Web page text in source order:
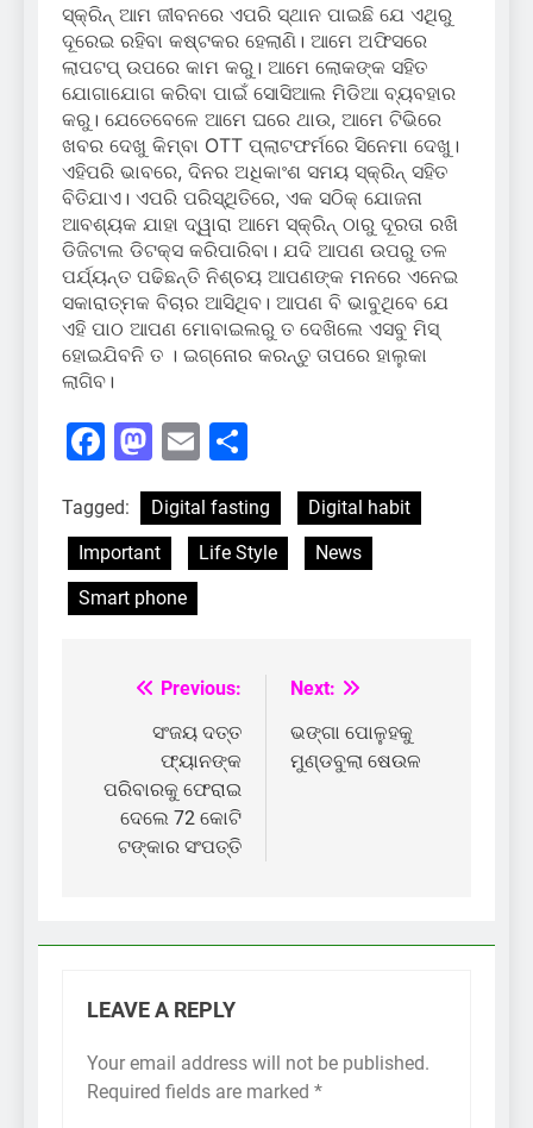
ସ୍କ୍ରିନ୍ ଆମ ଜୀବନରେ ଏପରି ସ୍ଥାନ ପାଇଛି ଯେ ଏଥିରୁ
ଦୂରେଇ ରହିବା କଷ୍ଟକର ହେଲାଣି। ଆମେ ଅଫିସରେ
ଲାପଟପ୍ ଉପରେ କାମ କରୁ। ଆମେ ଲୋକଙ୍କ ସହିତ
ଯୋଗାଯୋଗ କରିବା ପାଇଁ ସୋସିଆଲ ମିଡିଆ ବ୍ୟବହାର
କରୁ। ଯେତେବେଳେ ଆମେ ଘରେ ଥାଉ, ଆମେ ଟିଭିରେ
ଖବର ଦେଖୁ କିମ୍ବା OTT ପ୍ଲାଟଫର୍ମରେ ସିନେମା ଦେଖୁ।
ଏହିପରି ଭାବରେ, ଦିନର ଅଧିକାଂଶ ସମୟ ସ୍କ୍ରିନ୍ ସହିତ
ବିତିଯାଏ। ଏପରି ପରିସ୍ଥିତିରେ, ଏକ ସଠିକ୍ ଯୋଜନା
ଆବଶ୍ୟକ ଯାହା ଦ୍ୱାରା ଆମେ ସ୍କ୍ରିନ୍ ଠାରୁ ଦୂରତା ରଖି
ଡିଜିଟାଲ ଡିଟକ୍ସ କରିପାରିବା। ଯଦି ଆପଣ ଉପରୁ ତଳ
ପର୍ଯ୍ୟନ୍ତ ପଢିଛନ୍ତି ନିଶ୍ଚୟ ଆପଣଙ୍କ ମନରେ ଏନେଇ
ସକାରାତ୍ମକ ବିଚାର ଆସିଥିବ। ଆପଣ ବି ଭାବୁଥିବେ ଯେ
ଏହି ପାଠ ଆପଣ ମୋବାଇଲରୁ ତ ଦେଖିଲେ ଏସବୁ ମିସ୍
ହୋଇଯିବନି ତ । ଇଗ୍ନୋର କରନ୍ତୁ ତାପରେ ହାଲୁକା
ଲାଗିବ।
Facebook
Mastodon
Email
Tagged: Digital fasting
Digital habit
Important
Life Style
News
Smart phone
Post
navigation
Previous:
ସଂଜୟ ଦତ୍ତ
ଫ୍ୟାନଙ୍କ
ପରିବାରକୁ ଫେରାଇ
ଦେଲେ 72 କୋଟି
ଟଙ୍କାର ସଂପତ୍ତି
Next:
ଭଙ୍ଗା ପୋଳୁହକୁ
ମୁଣ୍ଡବୁଲା ଷେଉଳ
LEAVE A REPLY
Your email address will not be published.
Required fields are marked *